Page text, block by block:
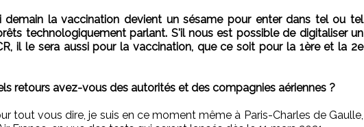
demain la vaccination devient un sésame pour enter dans tel ou tel
technologiquement parlant. S'il nous est possible de digitaliser un
il le sera aussi pour la vaccination, que ce soit pour la 1ère et la 2e
retours avez-vous des autorités et des compagnies aériennes ?
tout vous dire, je suis en ce moment même à Paris-Charles de Gaulle,